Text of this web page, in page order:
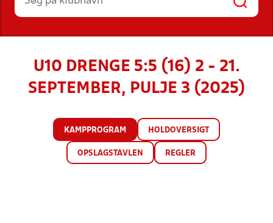
U10 DRENGE 5:5 (16) 2 - 21.
SEPTEMBER, PULJE 3 (2025)
KAMPPROGRAM HOLDOVERSIGT
OPSLAGSTAVLEN REGLER